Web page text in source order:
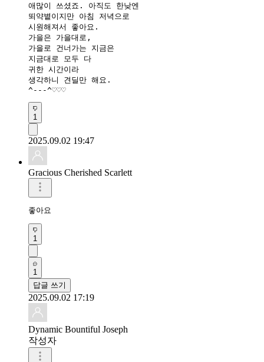
애많이 쓰셨죠. 아직도 한낮엔
뙤약볕이지만 아침 저녁으로
시원해져서 좋아요.
가을은 가을대로,
가을로 건너가는 지금은
지금대로 모두 다
귀한 시간이라
생각하니 견딜만 해요.
^---^♡♡♡
1
2025.09.02 19:47
Gracious Cherished Scarlett
좋아요
1
1
답글 쓰기
2025.09.02 17:19
Dynamic Bountiful Joseph
작성자